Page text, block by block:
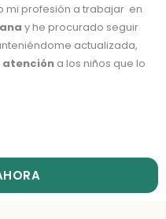
mi profesión a trabajar en
y he procurado seguir
actualizada,
atención a los niños que lo